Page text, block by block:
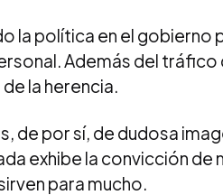
la política en el gobierno
Además del
la herencia.
de por sí, de dudosa
exhibe la convicción
para mucho.